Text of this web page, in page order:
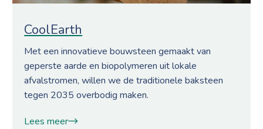
CoolEarth
Met een innovatieve bouwsteen gemaakt van
geperste aarde en biopolymeren uit lokale
afvalstromen, willen we de traditionele baksteen
tegen 2035 overbodig maken.
Lees meer